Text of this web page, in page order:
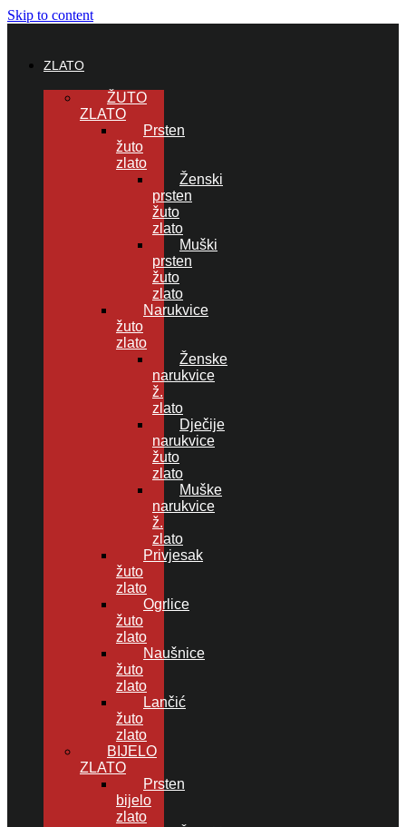
Skip to content
ZLATO
ŽUTO
ZLATO
Prsten
žuto
zlato
Ženski
prsten
žuto
zlato
Muški
prsten
žuto
zlato
Narukvice
žuto
zlato
Ženske
narukvice
ž.
zlato
Dječije
narukvice
žuto
zlato
Muške
narukvice
ž.
zlato
Privjesak
žuto
zlato
Ogrlice
žuto
zlato
Naušnice
žuto
zlato
Lančić
žuto
zlato
BIJELO
ZLATO
Prsten
bijelo
zlato